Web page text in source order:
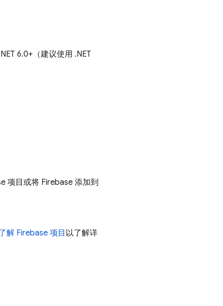
6.0+（建议使用 .NET
项目或将 Firebase 添加到
解 Firebase 项目 以了解详